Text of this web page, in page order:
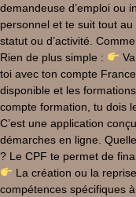
demandeuse d’emploi ou
personnel et te suit tout
statut ou d’activité.
Rien de plus simple :
toi avec ton compte
disponible et les
compte formation, tu dois
C’est une application
démarches en ligne.
? Le CPF te permet de
La création ou la
compétences spécifiques